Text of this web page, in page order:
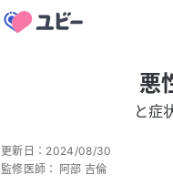
悪
と症
更新日： 2024/08/30
監修医師： 阿部 吉倫